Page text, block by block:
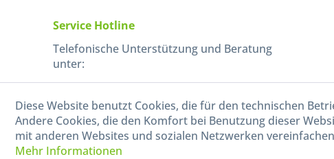
Service Hotline
Telefonische Unterstützung und Beratung
unter:
040-880 99 770
Mo-Fr, 09:00 - 15:00 Uhr
Diese Website benutzt Cookies, die für den technischen
Andere Cookies, die den Komfort bei Benutzung dieser
mit anderen Websites und sozialen Netzwerken
Mehr Informationen